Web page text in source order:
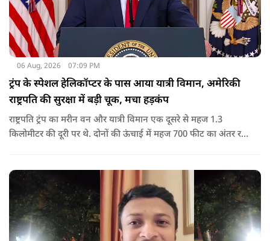
06 Aug, 2026 07:09 PM
ट्रंप के स्पेशल हेलिकॉप्टर के पास आया यात्री विमान, अमेरिकी
राष्ट्रपति की सुरक्षा में बड़ी चूक, मचा हड़कंप
राष्ट्रपति ट्रंप का मरीन वन और यात्री विमान एक दूसरे से महज 1.3
किलोमीटर की दूरी पर थे. दोनों की ऊंचाई में महज 700 फीट का अंतर रह